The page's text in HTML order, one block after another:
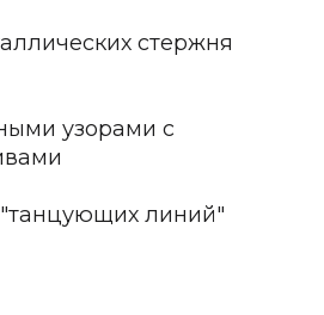
и комплектация по вашему
стержня
узорами с
линий"